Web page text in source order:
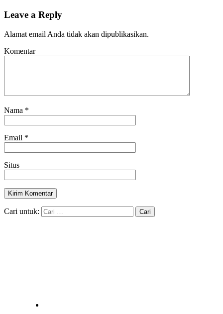
Leave a Reply
Alamat email Anda tidak akan dipublikasikan.
Komentar
Nama *
Email *
Situs
Cari untuk: